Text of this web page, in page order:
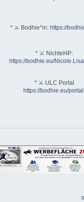
* ⚔ Bodhie*in: https://
* ⚔ NichteHP:
https://bodhie.eu/
* ⚔ ULC Portal
https://bodhie.eu/portal